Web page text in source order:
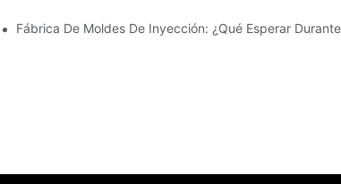
Moderna
Fábrica De Moldes De Inyección: ¿Qué Esperar